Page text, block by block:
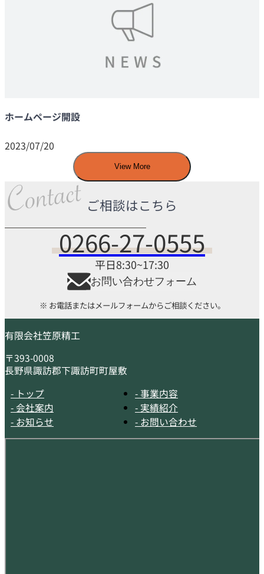
ホームページ開設
2023/07/20
View More
ご相談はこちら
0266-27-0555
平日8:30~17:30
お問い合わせフォーム
※ お電話またはメールフォームからご相談ください。
有限会社笠原精工
〒393-0008
長野県諏訪郡下諏訪町町屋敷
- トップ
- 事業内容
- 会社案内
- 実績紹介
- お知らせ
- お問い合わせ